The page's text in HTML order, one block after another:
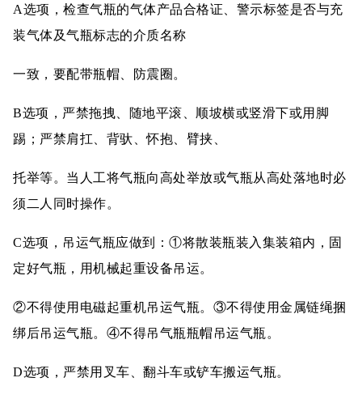
A选项，检查气瓶的气体产品合格证、警示标签是否与充
装气体及气瓶标志的介质名称
一致，要配带瓶帽、防震圈。
B选项，严禁拖拽、随地平滚、顺坡横或竖滑下或用脚
踢；严禁肩扛、背驮、怀抱、臂挟、
托举等。当人工将气瓶向高处举放或气瓶从高处落地时必
须二人同时操作。
C选项，吊运气瓶应做到：①将散装瓶装入集装箱内，固
定好气瓶，用机械起重设备吊运。
②不得使用电磁起重机吊运气瓶。③不得使用金属链绳捆
绑后吊运气瓶。④不得吊气瓶瓶帽吊运气瓶。
D选项，严禁用叉车、翻斗车或铲车搬运气瓶。